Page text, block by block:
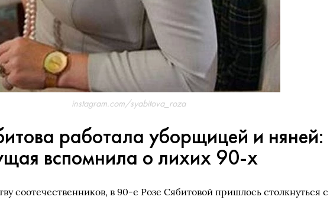
instagram.com/syabitova_roza
работала уборщицей и няней:
вспомнила о лихих 90-х
соотечественников, в 90-е Розе Сябитовой пришлось столкнуться с